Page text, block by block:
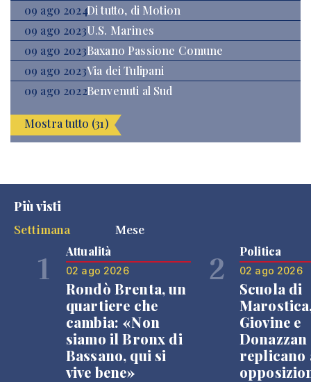
09 ago 2024Di tutto, di Motion
09 ago 2023U.S. Marines
09 ago 2023Baxano Passione Comune
09 ago 2023Via dei Tulipani
09 ago 2022Benvenuti al Sud
Mostra tutto (31)
Più visti
Settimana
Mese
1 Attualità
02 ago 2026
Rondò Brenta, un
quartiere che
cambia: «Non
siamo il Bronx di
Bassano, qui si
vive bene»
2 Politica
02 ago 2026
Scuola di
Giovine e
Donazzan
replicano